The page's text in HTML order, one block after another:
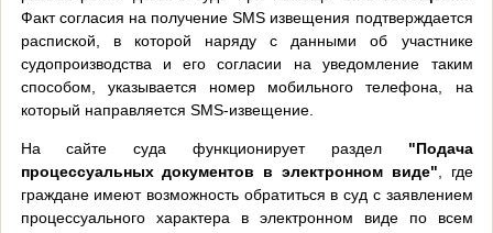
Факт согласия на получение SMS извещения подтверждается
распиской, в которой наряду с данными об участнике
судопроизводства и его согласии на уведомление таким
способом, указывается номер мобильного телефона, на
который направляется SMS-извещение.
На сайте суда функционирует раздел "Подача
процессуальных документов в электронном виде" , где
граждане имеют возможность обратиться в суд с заявлением
процессуального характера в электронном виде по всем